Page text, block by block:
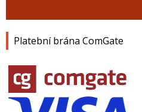
Platební brána ComGate